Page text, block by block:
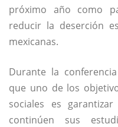
próximo año como
reducir la deserción
mexicanas.
Durante la
que uno de los
sociales es
continúen sus